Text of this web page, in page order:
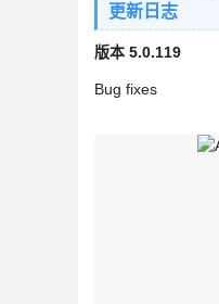
更新日志
版本 5.0.119
Bug fixes